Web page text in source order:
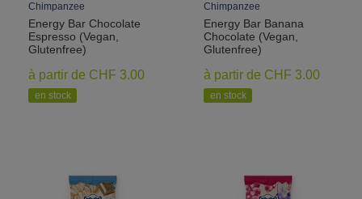
Chimpanzee
Energy Bar Chocolate
Espresso (Vegan,
Glutenfree)
à partir de CHF 3.00
en stock
Chimpanzee
Energy Bar Banana
Chocolate (Vegan,
Glutenfree)
à partir de CHF 3.00
en stock